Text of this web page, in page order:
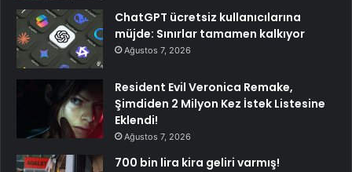
ChatGPT ücretsiz kullanıcılarına
müjde: Sınırlar tamamen kalkıyor
Ağustos 7, 2026
Resident Evil Veronica Remake,
Şimdiden 2 Milyon Kez İstek Listesine
Eklendi!
Ağustos 7, 2026
700 bin lira kira geliri varmış!